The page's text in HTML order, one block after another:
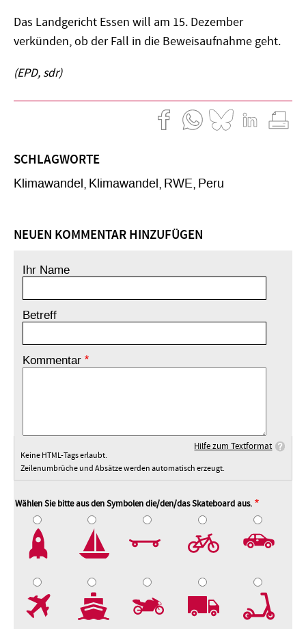
Das Landgericht Essen will am 15. Dezember
verkünden, ob der Fall in die Beweisaufnahme geht.
(EPD, sdr)
SCHLAGWORTE
Klimawandel Klimawandel RWE Peru
NEUEN KOMMENTAR HINZUFÜGEN
Ihr Name
Betreff
Kommentar
Hilfe zum Textformat
Keine HTML-Tags erlaubt.
Zeilenumbrüche und Absätze werden automatisch erzeugt.
Wählen Sie bitte aus den Symbolen die/den/das Skateboard aus.